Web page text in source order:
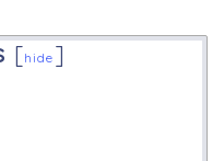
[hide ]